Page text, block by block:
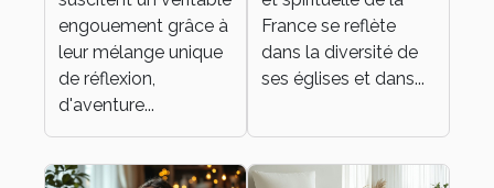
d'évasion
engouement grâce à
leur mélange unique
de réflexion,
d'aventure...
messes
France se reflète
dans la diversité de
ses églises et dans...